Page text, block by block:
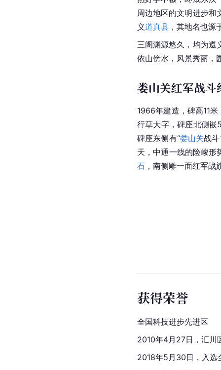
周边地区的文明进步和
义道真县 ，其地名也源
三阁渊源悠久，均为遵
依山傍水，风景秀丽，
娄山关红军战斗
1966年建造，碑高11
行草大字，碑座北侧嵌
碑座东侧有“娄山关战
天，中通一线的险峻形
石 ，南侧雕一面红军
获得荣誉
全国科技进步先进区
2010年4月27日，汇川
2018年5月30日，入选